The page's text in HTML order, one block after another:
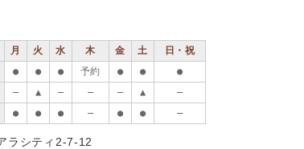
月 火 水 木 金 土
日・祝
● ● ● 予約 ● ●
●
― ▲ ― ― ― ▲
―
● ● ● ― ● ● ―
ラシティ2-7-12